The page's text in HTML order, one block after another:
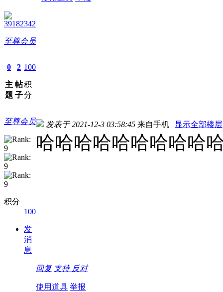
39182342
至尊会员
0
主
题
2
帖
子
100
积
分
至尊会员
积分
100
发
消
息
发表于 2021-12-3 03:58:45 来自手机 | 显示全部楼层
哈哈哈哈哈哈哈哈哈
回复 支持 反对
使用道具 举报